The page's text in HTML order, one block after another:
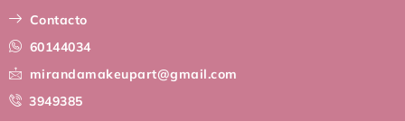
Contacto
60144034
mirandamakeupart@gmail.com
3949385